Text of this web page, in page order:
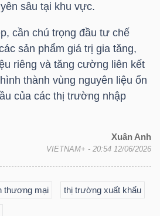
sâu tại khu vực.
cần chú trọng đầu tư chế
sản phẩm giá trị gia tăng,
riêng và tăng cường liên kết
thành vùng nguyên liệu ổn
của các thị trường nhập
Xuân Anh
VIETNAM+ - 20:54 12/06/2026
thương mại thị trường xuất khẩu